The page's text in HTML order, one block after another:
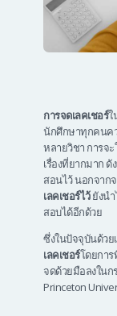
การจดเลคเชอร์ใ
นักศึกษาทุกคนคว
หลายวิชา การจ
เรื่องที่ยากมาก
สอนไว้ นอกจาก
เลคเชอร์ไว้ยังน
สอบได้อีกด้วย
ซึ่งในปัจจุบันด้ว
เลคเชอร์โดยกา
จดด้วยมือลงในก
Princeton